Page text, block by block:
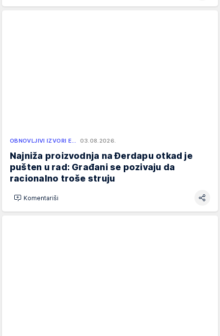
OBNOVLJIVI IZVORI E… 03.08.2026.
Najniža proizvodnja na Đerdapu otkad je
pušten u rad: Građani se pozivaju da
racionalno troše struju
Komentariši